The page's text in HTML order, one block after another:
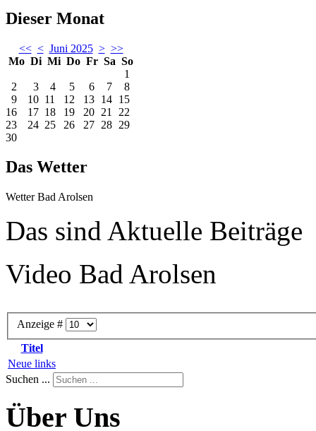
Dieser Monat
<< < Juni 2025 > >>
Mo Di Mi Do Fr Sa So
1
2
3 4 5 6 7
8
9
10 11 12 13 14 15
16
17 18 19 20 21
22
23
24 25 26 27 28 29
30
Das Wetter
Wetter Bad Arolsen
Das sind Aktuelle Beiträge
Video Bad Arolsen
Anzeige #
Titel
Neue links
Suchen ...
Über Uns